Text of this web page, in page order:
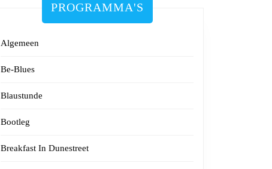
PROGRAMMA'S
Algemeen
Be-Blues
Blaustunde
Bootleg
Breakfast In Dunestreet